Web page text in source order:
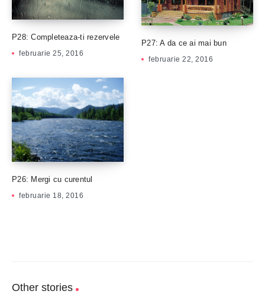
P28: Completeaza-ti rezervele
februarie 25, 2016
P27: A da ce ai mai bun
februarie 22, 2016
P26: Mergi cu curentul
februarie 18, 2016
Other stories